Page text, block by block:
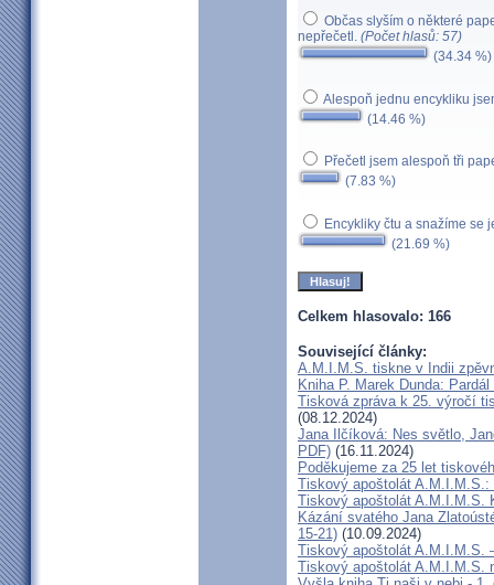
Občas slyším o některé
nepřečetl. (Počet hlasů: 57)
(34.34 %)
Alespoň jednu encykliku
(14.46 %)
Přečetl jsem alespoň tři
(7.83 %)
Encykliky čtu a snažíme se
(21.69 %)
Celkem hlasovalo: 166
Související články:
A.M.I.M.S. tiskne v Indii
Kniha P. Marek Dunda:
Tisková zpráva k 25. výročí
(08.12.2024)
Jana Ilčíková: Nes světlo,
PDF) (16.11.2024)
Poděkujeme za 25 let
Tiskový apoštolát
Tiskový apoštolát A.M.I.M.S.
Kázání svatého Jana
15-21) (10.09.2024)
Tiskový apoštolát A.M.I.M.S.
Tiskový apoštolát A.M.I.M.S.